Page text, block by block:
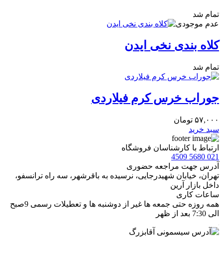
تمام شد
عدم موجودی
کلاه بندی نخی ایدن
تمام شد
جوراب خرس کرم فیلاردی
۵۷,۰۰۰ تومان
سبد خرید
ارتباط با کارشناسان فروشگاه
021 5680 4509
آدرس جهت مراجعه حضوری
تهران، خيابان شهيدرجايى، نرسیده به باقرشهر، سه راه ترانسفو،
داخل بازار آرین
ساعات کاری
همه روزه حتی جمعه ها غیر از دوشنبه ها و تعطیلات رسمی 9صبح
الی 7:30 بعد از ظهر